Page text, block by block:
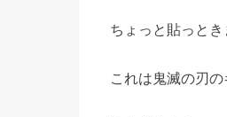
ちょっと貼っとき
これは鬼滅の刃